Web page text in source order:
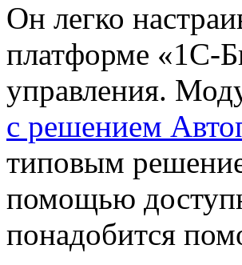
Он легко
платформе «‎1С-
управления.
с решением
типовым
помощью
понадобится